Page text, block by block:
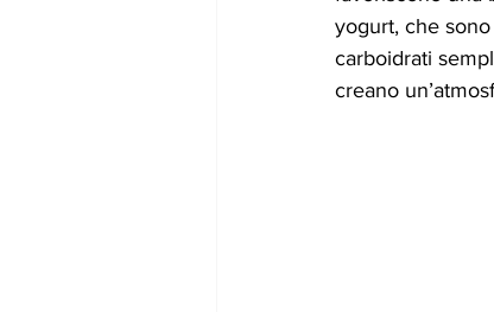
yogurt, che
carboidrati
creano